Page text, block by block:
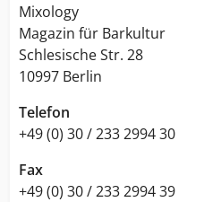
Mixology
Magazin für Barkultur
Schlesische Str. 28
10997 Berlin
Telefon
+49 (0) 30 / 233 2994 30
Fax
+49 (0) 30 / 233 2994 39